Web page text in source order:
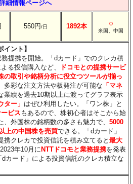
細情報ページへ
550円/日 1892本 ○
米国、中国
イント】
提携を開始。「dカード」でのクレカ積
る投信購入など、
ドコモとの提携サービ
の取引や銘柄分析に役立つツールが揃っ
多彩な注文方法や板発注が可能な 「マネ
業績を過去10期以上に渡ってグラフ表示
ター」 はぜひ利用したい。「ワン株」と
ビス もあるので、株初心者はそこから始
、外国株の銘柄数の多さも魅力で、5000
上の中国株を売買できる。「dカード」
携クレカで投資信託を積み立てると最大
年10月にNTTドコモと業務提携を発表
カード」による投資信託のクレカ積立な